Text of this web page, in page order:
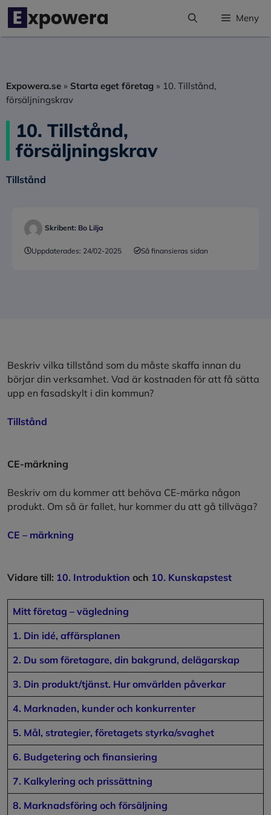
Hoppa
innehåll
Meny
Expowera.se » Starta eget företag » 10. Tillstånd,
försäljningskrav
10. Tillstånd,
försäljningskrav
Tillstånd
Skribent: Bo Lilja
Uppdaterades: 24/02-2025 Så finansieras sidan
Beskriv vilka tillstånd som du måste skaffa innan du
börjar din verksamhet. Vad är kostnaden för att få sätta
upp en fasadskylt i din kommun?
Tillstånd
CE-märkning
Beskriv om du kommer att behöva CE-märka någon
produkt. Om så är fallet, hur kommer du att gå tillväga?
CE – märkning
Vidare till: 10. Introduktion och 10. Kunskapstest
Mitt företag – vägledning
1. Din idé, affärsplanen
2. Du som företagare, din bakgrund, delägarskap
3. Din produkt/tjänst. Hur omvärlden påverkar
4. Marknaden, kunder och konkurrenter
5. Mål, strategier, företagets styrka/svaghet
6. Budgetering och finansiering
7. Kalkylering och prissättning
8. Marknadsföring och försäljning